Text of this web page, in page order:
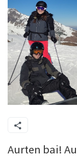
Aurten bai!